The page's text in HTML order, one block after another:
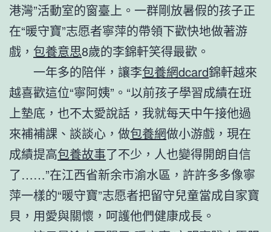
港灣”活動室的窗臺上。一群剛放暑假的孩子正
在“暖守寶”志愿者寧萍的帶領下歡快地做著游
戲， 包養意思8歲的李錦軒笑得最歡。
一年多的陪伴，讓李包養網dcard錦軒越來
越喜歡這位“寧阿姨”。“以前孩子學習成績在班
上墊底，也不太愛說話，我就每天中午接他過
來補補課、談談心，做包養網做小游戲，現在
成績提高包養故事了不少，人也變得開朗自信
了……”在江西省新余市渝水區，許許多多像寧
萍一樣的“暖守寶”志愿者把留守兒童當成自家寶
貝，用愛與關懷，呵護他們健康成長。